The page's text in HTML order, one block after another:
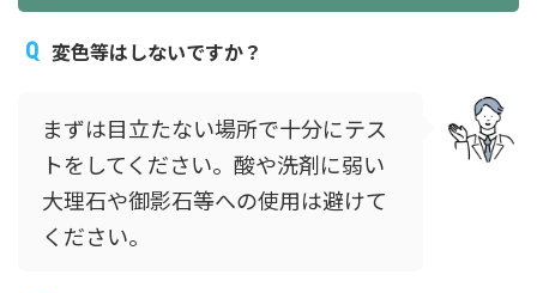
変色等はしないですか？
まずは目立たない場所で十分にテス
トをしてください。酸や洗剤に弱い
大理石や御影石等への使用は避けて
ください。